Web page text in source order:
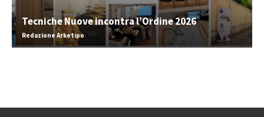
Tecniche Nuove incontra l’Ordine 2026
Redazione Arketipo